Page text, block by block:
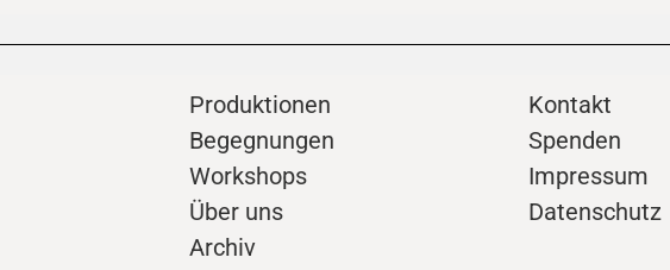
Produktionen
Begegnungen
Workshops
Über uns
Archiv
Kontakt
Spenden
Impressum
Datenschutz